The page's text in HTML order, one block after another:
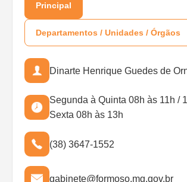
Principal
Departamentos / Unidades / Órgãos
Dinarte Henrique Guedes de
Segunda à Quinta 08h às 11h /
Sexta 08h às 13h
(38) 3647-1552
gabinete@formoso.mg.gov.br